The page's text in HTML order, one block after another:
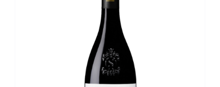
DETALLES